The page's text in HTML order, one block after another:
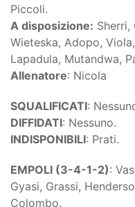
Piccoli.
A disposizione: Sherri,
Wieteska, Adopo,
Lapadula, Mutandwa,
Allenatore: Nicola
SQUALIFICATI:
DIFFIDATI: Nessuno.
INDISPONIBILI: Prati.
EMPOLI (3-4-1-2):
Gyasi, Grassi,
Colombo.